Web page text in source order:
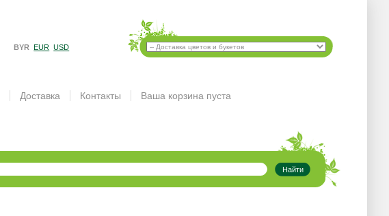
BYR EUR USD
Доставка Контакты Ваша корзина пуста